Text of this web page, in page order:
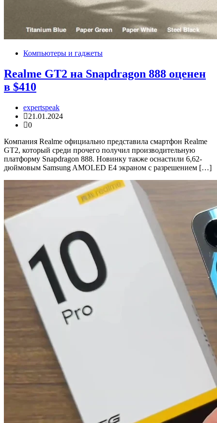
Компьютеры и гаджеты
Realme GT2 на Snapdragon 888 оценен
в $410
expertspeak
21.01.2024
0
Компания Realme официально представила смартфон Realme
GT2, который среди прочего получил производительную
платформу Snapdragon 888. Новинку также оснастили 6,62-
дюймовым Samsung AMOLED E4 экраном с разрешением […]